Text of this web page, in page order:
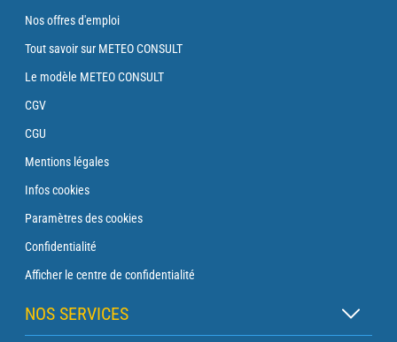
Nos offres d'emploi
Tout savoir sur METEO CONSULT
Le modèle METEO CONSULT
CGV
CGU
Mentions légales
Infos cookies
Paramètres des cookies
Confidentialité
Afficher le centre de confidentialité
NOS SERVICES